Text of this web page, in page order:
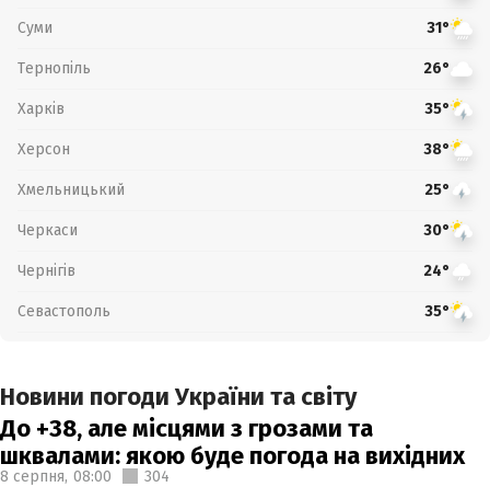
Суми 31°
Тернопіль 26°
Харків 35°
Херсон 38°
Хмельницький 25°
Черкаси 30°
Чернігів 24°
Севастополь 35°
Новини погоди України та світу
До +38, але місцями з грозами та
шквалами: якою буде погода на вихідних
8 серпня, 08:00 304